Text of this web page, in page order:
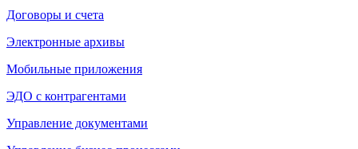
Договоры и счета
Электронные архивы
Мобильные приложения
ЭДО с контрагентами
Управление документами